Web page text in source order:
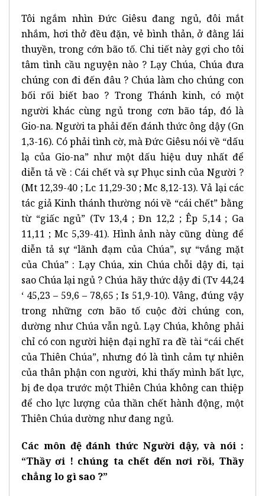
Tôi ngắm nhìn Đức Giêsu đang ngủ, đôi mắt
nhắm, hơi thở đều đặn, vẻ bình thản, ở đằng lái
thuyền, trong cớn bão tố. Chi tiết này gợi cho tôi
tâm tình cầu nguyện nào ? Lạy Chúa, Chúa đưa
chúng con đi đến đâu ? Chúa làm cho chúng con
bối rối biết bao ? Trong Thánh kinh, có một
người khác cùng ngủ trong cơn bão táp, đó là
Gio-na. Người ta phải đến đánh thức ông dậy (Gn
1,3-16). Có phải tình cờ, mà Đức Giêsu nói về “dấu
lạ của Gio-na” như một dấu hiệu duy nhất để
diễn tả về : Cái chết và sự Phục sinh của Người ?
(Mt 12,39-40 ; Lc 11,29-30 ; Mc 8,12-13). Vả lại các
tác giả Kinh thánh thường nói về “cái chết” bằng
từ “giấc ngủ” (Tv 13,4 ; Đn 12,2 ; Êp 5,14 ; Ga
11,11 ; Mc 5,39-41). Hình ảnh này cũng dùng để
diễn tả sự “lãnh đạm của Chúa”, sự “vắng mặt
của Chúa” : Lạy Chúa, xin Chúa chỗi dậy đi, tại
sao Chúa lại ngủ ? Chúa hãy thức dậy đi (Tv 44,24
‘ 45,23 – 59,6 – 78,65 ; Is 51,9-10). Vâng, đúng vậy
trong những cơn bão tố cuộc đời chúng con,
dường như Chúa vẫn ngủ. Lạy Chúa, không phải
chỉ có con người hiện đại nghĩ ra đề tài “cái chết
của Thiên Chúa”, nhưng đó là tình cảm tự nhiên
của thân phận con người, khi thấy mình bất lực,
bị đe dọa trước một Thiên Chúa không can thiệp
để cho lực lượng của thần chết hành động, một
Thiên Chúa dường như đang ngủ.
Các môn đệ đánh thức Người dậy, và nói :
“Thầy ơi ! chúng ta chết đến nơi rồi, Thầy
chẳng lo gì sao ?”